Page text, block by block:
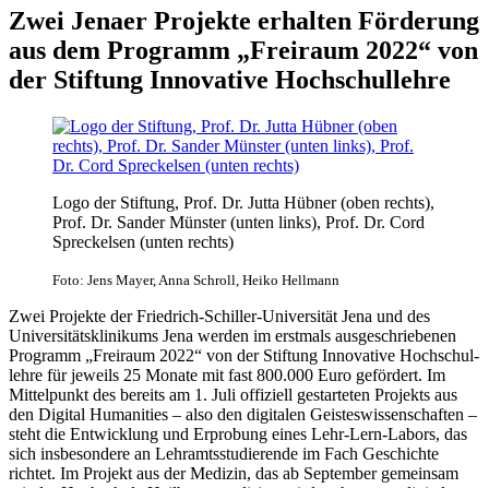
Zwei Jenaer Projekte erhalten Förderung
aus dem Programm „Freiraum 2022“ von
der Stiftung Innovative Hoch­schul­lehre
Logo der Stiftung, Prof. Dr. Jutta Hübner (oben rechts),
Prof. Dr. Sander Münster (unten links), Prof. Dr. Cord
Spreckelsen (unten rechts)
Foto: Jens Mayer, Anna Schroll, Heiko Hellmann
Zwei Projekte der Friedrich-Schiller-Universität Jena und des
Universi­täts­klinikums Jena werden im erstmals ausgeschriebenen
Programm „Freiraum 2022“ von der Stiftung Innovative Hoch­schul­
lehre für jeweils 25 Monate mit fast 800.000 Euro gefördert. Im
Mittelpunkt des bereits am 1. Juli offiziell gestarteten Projekts aus
den Digital Humanities – also den digitalen Geistes­wissenschaften –
steht die Entwicklung und Erprobung eines Lehr-Lern-Labors, das
sich insbesondere an Lehramtsstudierende im Fach Geschichte
richtet. Im Projekt aus der Medizin, das ab September gemeinsam